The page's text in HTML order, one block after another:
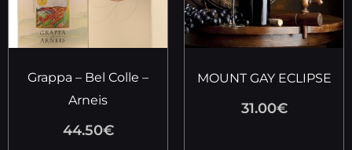
Grappa – Bel Colle –
Arneis
44.50€
MOUNT GAY ECLIPSE
31.00€